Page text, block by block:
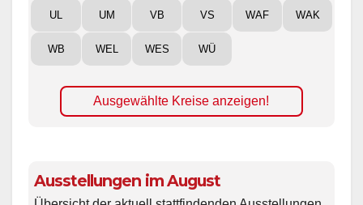
UL UM VB VS WAF WAK
WB WEL WES WÜ
Ausgewählte Kreise anzeigen!
Ausstellungen im August